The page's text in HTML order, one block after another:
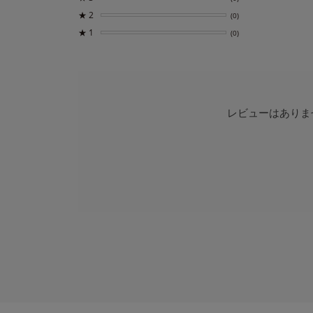
★ 2 (0)
★ 1 (0)
レビューはあり